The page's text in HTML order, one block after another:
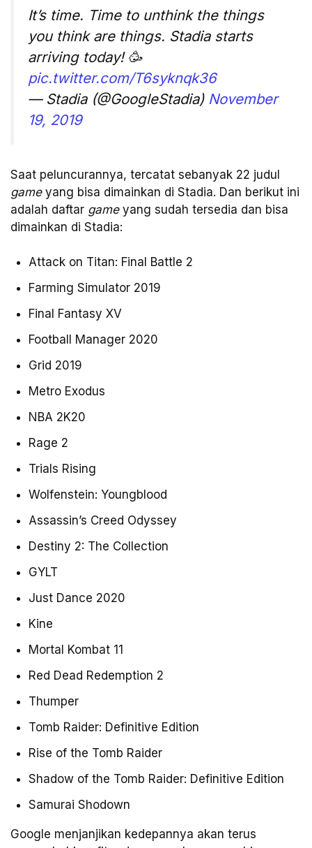
It’s time. Time to unthink the things
you think are things. Stadia starts
arriving today! 🥳
pic.twitter.com/T6syknqk36
— Stadia (@GoogleStadia) November
19, 2019
Saat peluncurannya, tercatat sebanyak 22 judul
game yang bisa dimainkan di Stadia. Dan berikut ini
adalah daftar game yang sudah tersedia dan bisa
dimainkan di Stadia:
Attack on Titan: Final Battle 2
Farming Simulator 2019
Final Fantasy XV
Football Manager 2020
Grid 2019
Metro Exodus
NBA 2K20
Rage 2
Trials Rising
Wolfenstein: Youngblood
Assassin’s Creed Odyssey
Destiny 2: The Collection
GYLT
Just Dance 2020
Kine
Mortal Kombat 11
Red Dead Redemption 2
Thumper
Tomb Raider: Definitive Edition
Rise of the Tomb Raider
Shadow of the Tomb Raider: Definitive Edition
Samurai Shodown
Google menjanjikan kedepannya akan terus